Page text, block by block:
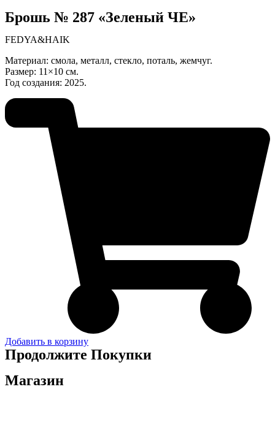
Брошь № 287 «Зеленый ЧЕ»
FEDYA&HAIK
Материал: смола, металл, стекло, поталь, жемчуг.
Размер: 11×10 см.
Год создания: 2025.
Добавить в корзину
Продолжите Покупки
Магазин